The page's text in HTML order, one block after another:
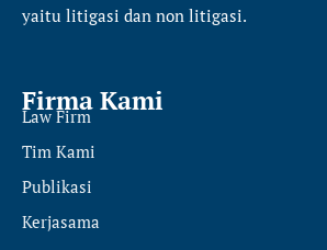
yaitu litigasi dan non litigasi.
Firma Kami
Law Firm
Tim Kami
Publikasi
Kerjasama